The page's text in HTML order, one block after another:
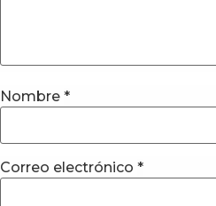
Nombre *
Correo electrónico *